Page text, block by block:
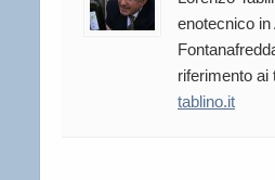
enotecnico in
riferimento ai
tablino.it